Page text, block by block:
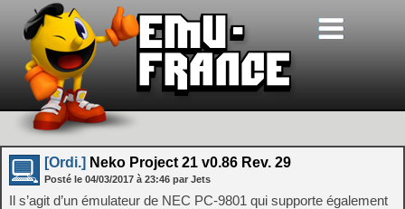
[Ordi.] Neko Project 21 v0.86 Rev. 29
Posté le 04/03/2017 à 23:46 par Jets
Il s’agit d’un émulateur de NEC PC-9801 qui supporte également